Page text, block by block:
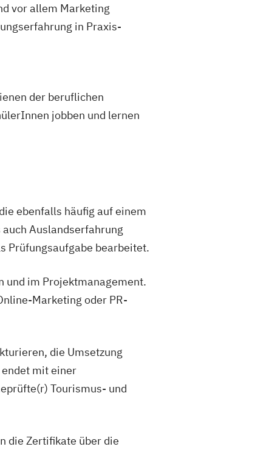
vor allem Marketing
in Praxis-
der beruflichen
jobben und lernen
ebenfalls häufig auf einem
Auslandserfahrung
Prüfungsaufgabe bearbeitet.
und im Projektmanagement.
Marketing oder PR-
die Umsetzung
mit einer
Tourismus- und
die Zertifikate über die